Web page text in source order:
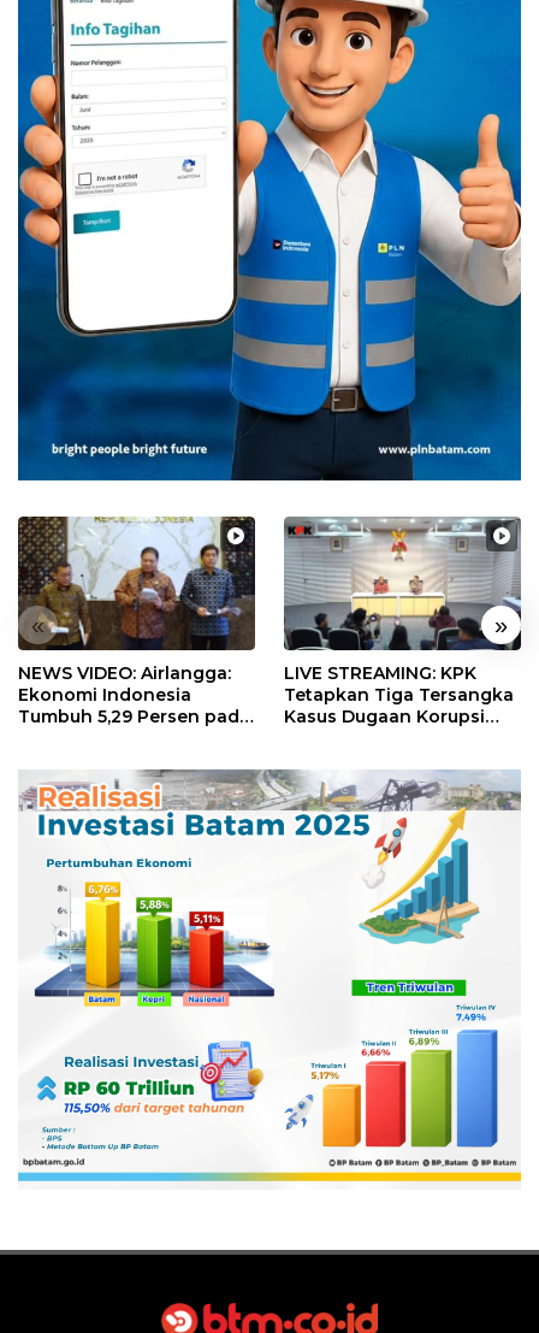
« »
NEWS VIDEO: Airlangga:
Ekonomi Indonesia
Tumbuh 5,29 Persen pada
LIVE STREAMING: KPK
Tetapkan Tiga Tersangka
Kasus Dugaan Korupsi